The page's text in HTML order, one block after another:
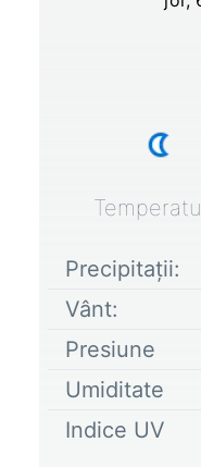
Precipitații:
Vânt:
Presiune
Umiditate
Indice UV